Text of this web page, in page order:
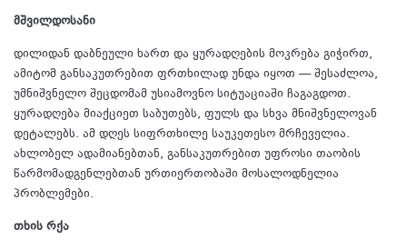
მშვილდოსანი
დილიდან დაბნეული ხართ და ყურადღების მოკრება გიჭირთ,
ამიტომ განსაკუთრებით ფრთხილად უნდა იყოთ — შესაძლოა,
უმნიშვნელო შეცდომამ უსიამოვნო სიტუაციაში ჩაგაგდოთ.
ყურადღება მიაქციეთ საბუთებს, ფულს და სხვა მნიშვნელოვან
დეტალებს. ამ დღეს სიფრთხილე საუკეთესო მრჩეველია.
ახლობელ ადამიანებთან, განსაკუთრებით უფროსი თაობის
წარმომადგენლებთან ურთიერთობაში მოსალოდნელია
პრობლემები.
თხის რქა